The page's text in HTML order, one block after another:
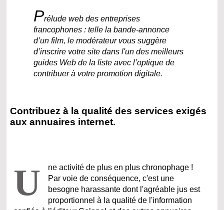
Prélude web des entreprises
francophones : telle la bande-annonce
d’un film, le modérateur vous suggère
d’inscrire votre site dans l'un des meilleurs
guides Web de la liste avec l’optique de
contribuer à votre promotion digitale.
Contribuez à la qualité des services exigés
aux annuaires internet.
U
ne activité de plus en plus chronophage !
Par voie de conséquence, c'est une
besogne harassante dont l'agréable jus est
proportionnel à la qualité de l'information